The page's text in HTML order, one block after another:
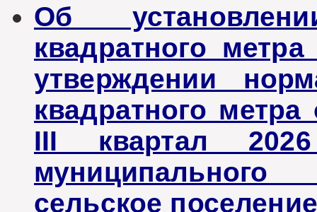
Об
квадратного
утверждении
квадратного
III квартал
сельское